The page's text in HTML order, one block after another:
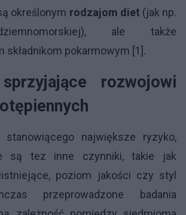
określonym rodzajom diet (jak np.
ale także
składnikom pokarmowym [1].
rozwojowi
stanowiącego największe ryzyko,
są tez inne czynniki, takie jak
poziom jakości czy styl
przeprowadzone badania